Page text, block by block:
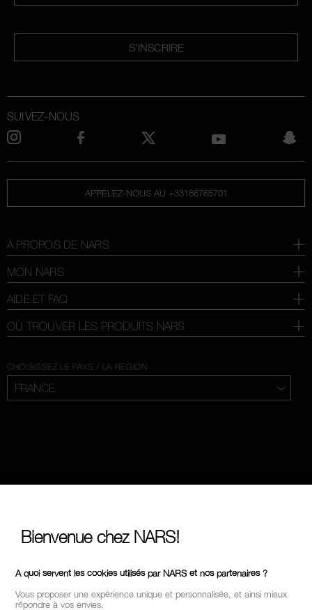
S'INSCRIRE
APPELEZ-NOUS AU +33186765701
À PROPOS DE NARS
MON NARS
AIDE ET FAQ
OÙ TROUVER LES PRODUITS NARS
SUIVEZ-NOUS
CHOISISSEZ LE PAYS / LA REGION
Bienvenue chez NARS!
A quoi servent les cookies utilisés par NARS et nos partenaires ?
Vous proposer une expérience unique et personnalisée, et ainsi mieux
répondre à vos envies.